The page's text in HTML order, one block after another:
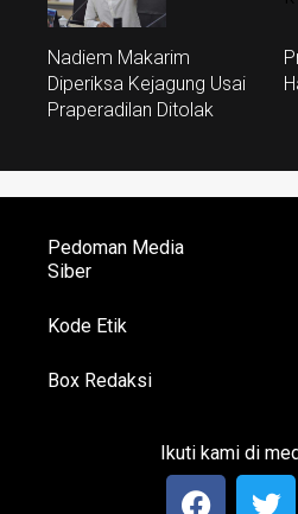
Nadiem Makarim
Diperiksa Kejagung Usai
Praperadilan Ditolak
Pedoman Media
Siber
Kode Etik
Box Redaksi
Ikuti kami di